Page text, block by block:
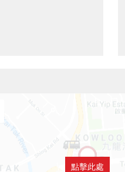
點擊此處